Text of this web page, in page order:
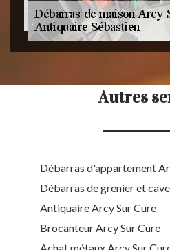
Autres
Débarras d'appartement
Débarras de grenier et
Antiquaire Arcy Sur Cure
Brocanteur Arcy Sur Cure